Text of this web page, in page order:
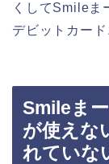
くしてSmileま
デビットカー
Smileま
が使えな
れていな